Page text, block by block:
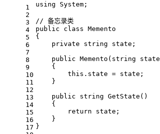
1
2
3
4
5
6
7
8
9
10
11
12
13
14
15
16
17
using System;
// 备忘录类
public
class Memento
{
private
string state;
public Memento ( string state
    {
this .state = state;
    }
public
string GetState ()
    {
return state;
    }
}